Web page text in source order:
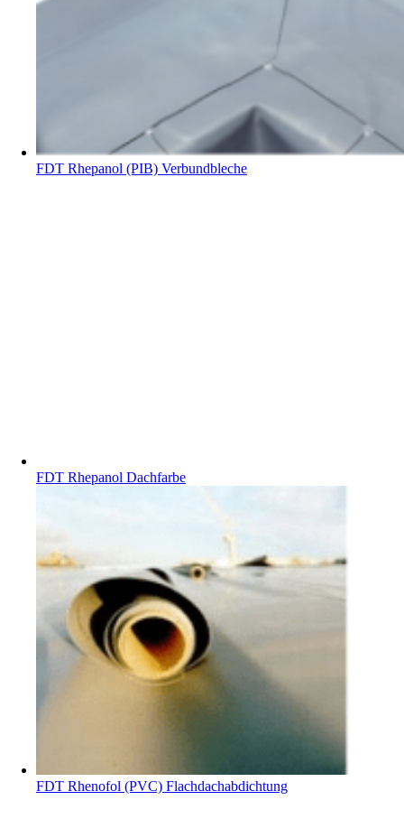
FDT Rhepanol (PIB) Verbundbleche
FDT Rhepanol Dachfarbe
FDT Rhenofol (PVC) Flachdachabdichtung